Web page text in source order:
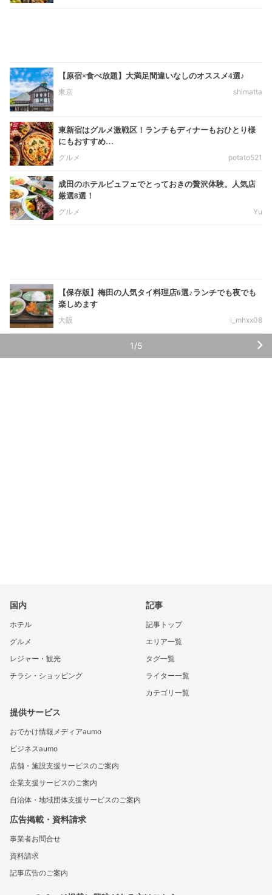
【原宿×食べ放題】大満足間違いなしのオススメ4選♪
東京
shimatta
東新宿はグルメ激戦区！ランチもディナーもおひとり様
にもおすすめ…
グルメ
potato521
成田のホテルビュフェでとっておきの贅沢体験。人気店
厳選8選！
グルメ
Yu
【保存版】梅田の人気タイ料理店6選♪ランチでも夜でも
楽しめます
大阪
i_mhxx08
1/5
国内
ホテル
グルメ
レジャー・観光
チラシ・ショッピング
記事
記事トップ
エリア一覧
タグ一覧
ライター一覧
カテゴリ一覧
提供サービス
おでかけ情報メディアaumo
ビジネスaumo
店舗・施設支援サービスのご案内
企業支援サービスのご案内
自治体・地域団体支援サービスのご案内
広告掲載・資料請求
事業者お問合せ
資料請求
記事広告のご案内